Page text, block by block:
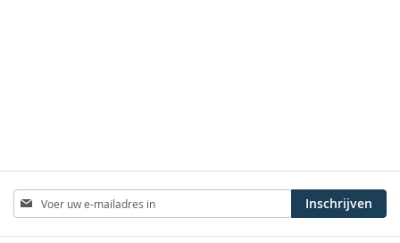
Abonneer
u
op
Inschrijven